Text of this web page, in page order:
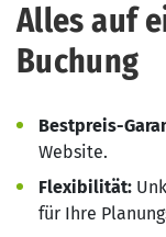
Alles auf
Buchung
Bestpreis-
Website.
Flexibilität:
für Ihre